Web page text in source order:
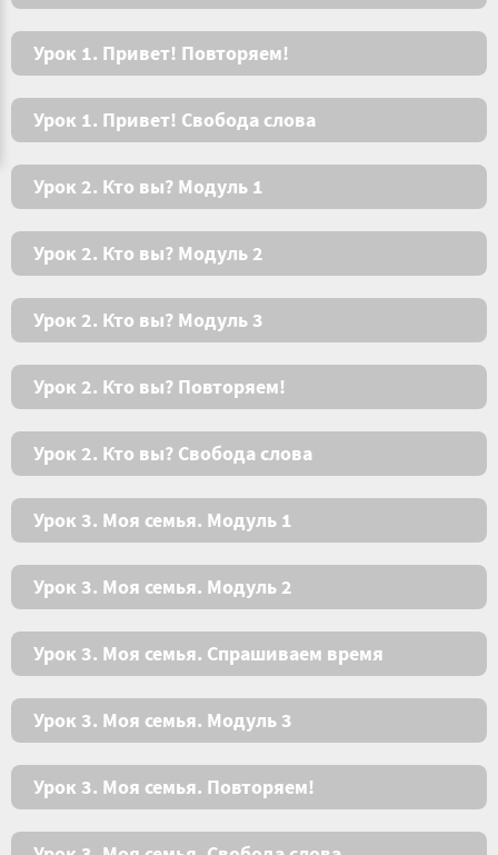
Урок 1. Привет! Повторяем!
Урок 1. Привет! Свобода слова
Урок 2. Кто вы? Модуль 1
Урок 2. Кто вы? Модуль 2
Урок 2. Кто вы? Модуль 3
Урок 2. Кто вы? Повторяем!
Урок 2. Кто вы? Свобода слова
Урок 3. Моя семья. Модуль 1
Урок 3. Моя семья. Модуль 2
Урок 3. Моя семья. Спрашиваем время
Урок 3. Моя семья. Модуль 3
Урок 3. Моя семья. Повторяем!